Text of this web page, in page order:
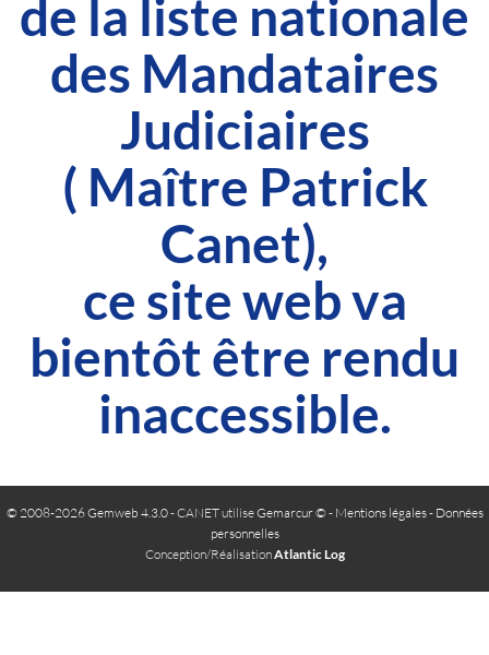
de la liste nationale
des Mandataires
Judiciaires
( Maître Patrick
Canet),
ce site web va
bientôt être rendu
inaccessible.
© 2008-2026 Gemweb 4.3.0- CANET utiliseGemarcur © - Mentions légales- Données
personnelles
Conception/RéalisationAtlantic Log